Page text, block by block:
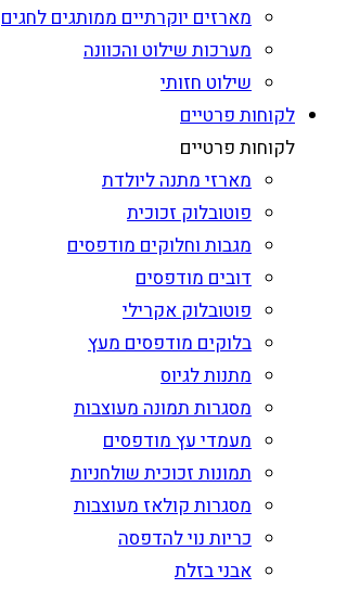
מארזים יוקרתיים ממותגים לחגים
מערכות שילוט והכוונה
שילוט חזותי
לקוחות פרטיים
לקוחות פרטיים
מארזי מתנה ליולדת
פוטובלוק זכוכית
מגבות וחלוקים מודפסים
דובים מודפסים
פוטובלוק אקרילי
בלוקים מודפסים מעץ
מתנות לגיוס
מסגרות תמונה מעוצבות
מעמדי עץ מודפסים
תמונות זכוכית שולחניות
מסגרות קולאז מעוצבות
כריות נוי להדפסה
אבני בזלת